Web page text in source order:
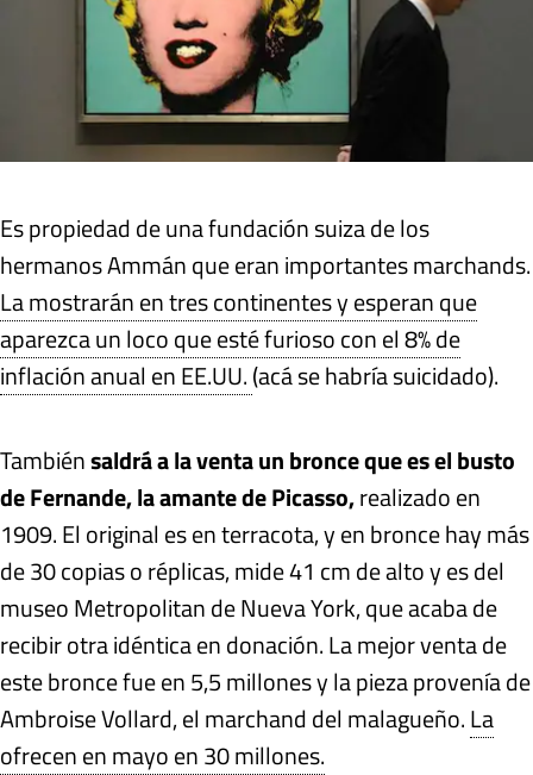
Es propiedad de una fundación suiza de los
hermanos Ammán que eran importantes marchands.
La mostrarán en tres continentes y esperan que
aparezca un loco que esté furioso con el 8% de
inflación anual en EE.UU.(acá se habría suicidado).
Tambiénsaldrá a la venta un bronce que es el busto
de Fernande, la amante de Picasso,realizado en
1909. El original es en terracota, y en bronce hay más
de 30 copias o réplicas, mide 41 cm de alto y es del
museo Metropolitan de Nueva York, que acaba de
recibir otra idéntica en donación. La mejor venta de
este bronce fue en 5,5 millones y la pieza provenía de
Ambroise Vollard, el marchand del malagueño.La
ofrecen en mayo en 30 millones.